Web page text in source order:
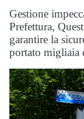
Gestione
Prefettura,
garantire la
portato migliaia